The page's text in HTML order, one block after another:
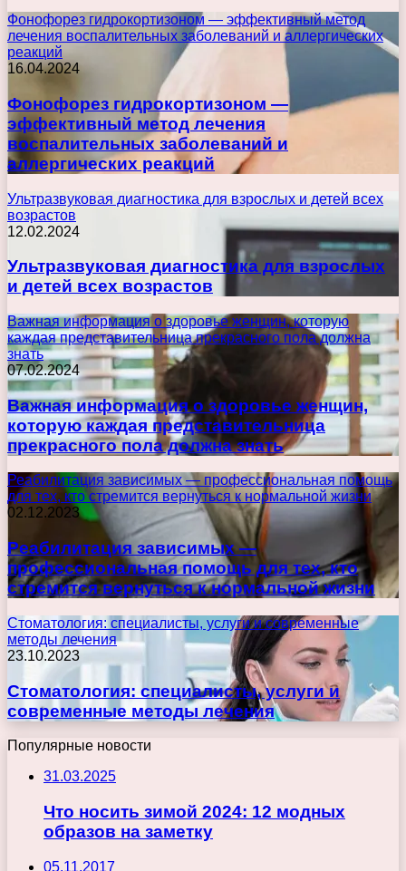
Фонофорез гидрокортизоном — эффективный метод
лечения воспалительных заболеваний и аллергических
реакций
16.04.2024
Фонофорез гидрокортизоном —
эффективный метод лечения
воспалительных заболеваний и
аллергических реакций
Ультразвуковая диагностика для взрослых и детей всех
возрастов
12.02.2024
Ультразвуковая диагностика для взрослых
и детей всех возрастов
Важная информация о здоровье женщин, которую
каждая представительница прекрасного пола должна
знать
07.02.2024
Важная информация о здоровье женщин,
которую каждая представительница
прекрасного пола должна знать
Реабилитация зависимых — профессиональная помощь
для тех, кто стремится вернуться к нормальной жизни
02.12.2023
Реабилитация зависимых —
профессиональная помощь для тех, кто
стремится вернуться к нормальной жизни
Стоматология: специалисты, услуги и современные
методы лечения
23.10.2023
Стоматология: специалисты, услуги и
современные методы лечения
Популярные новости
31.03.2025
Что носить зимой 2024: 12 модных
образов на заметку
05.11.2017